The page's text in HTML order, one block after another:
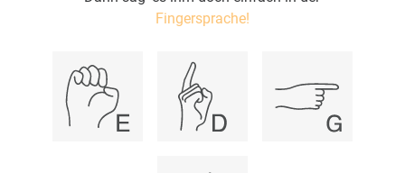
Fingersprache!